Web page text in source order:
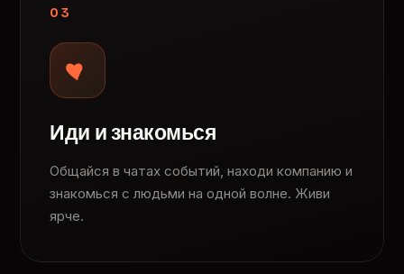
03
Иди и знакомься
Общайся в чатах событий, находи компанию и
знакомься с людьми на одной волне. Живи
ярче.